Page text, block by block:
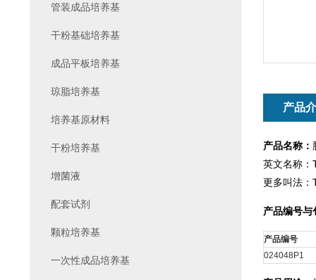
产品
产品名称：
英文名称：
更多叫法：
产品编号与
产品编号
024048P1
管装成品培养基
干粉基础培养基
成品平板培养基
琼脂培养基
培养基原材料
干粉培养基
增菌液
配套试剂
颗粒培养基
一次性成品培养基